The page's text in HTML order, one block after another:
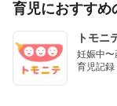
育児におすすめ
トモニ
妊娠中〜
育児記録